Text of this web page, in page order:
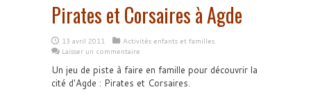
Pirates et Corsaires à Agde
13 avril 2011
Activités enfants et familles
Laisser un commentaire
Un jeu de piste à faire en famille pour découvrir la
cité d'Agde : Pirates et Corsaires.